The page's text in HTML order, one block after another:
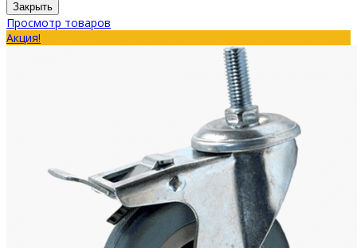
Закрыть
Просмотр товаров
Акция!